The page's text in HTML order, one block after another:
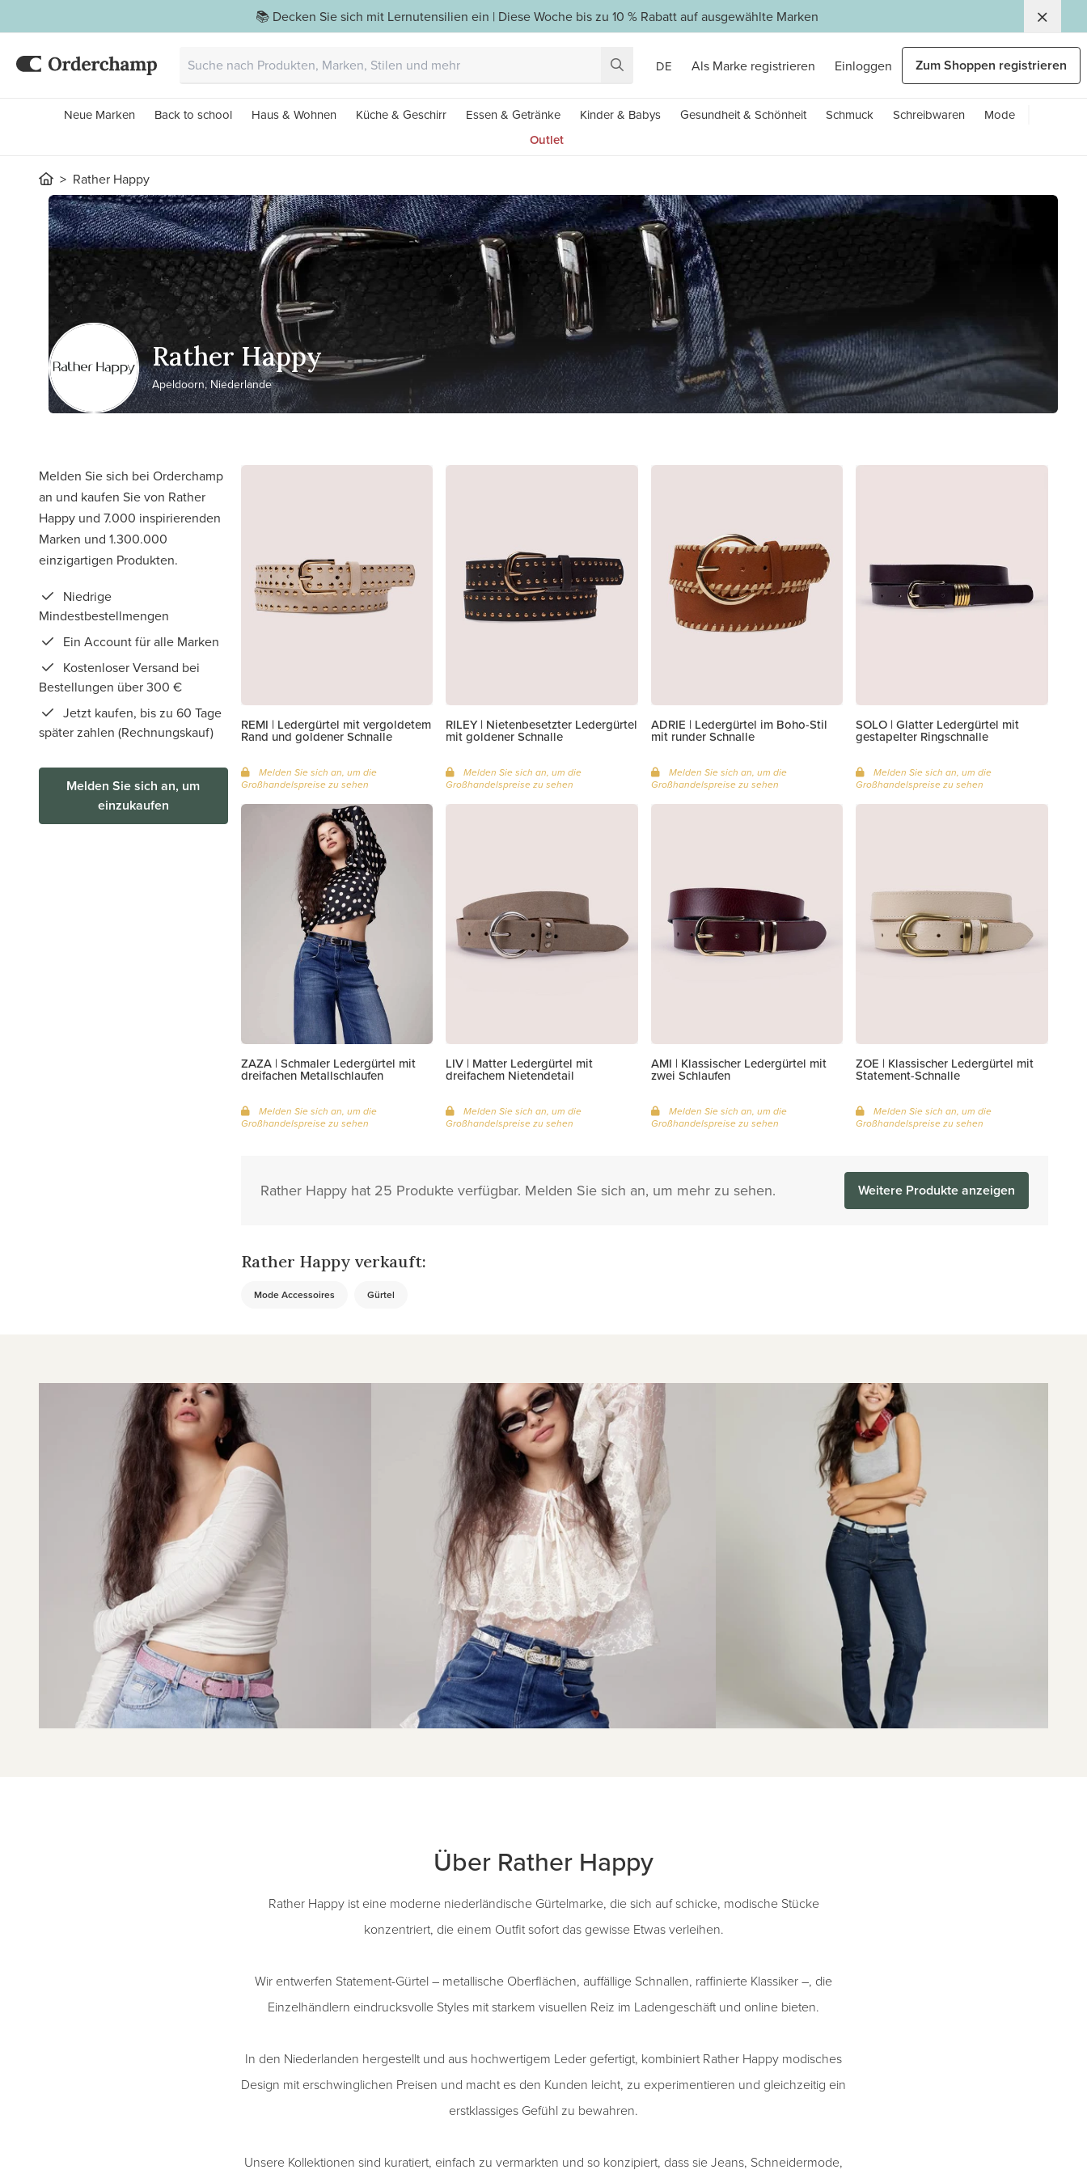
📚 Decken Sie sich mit Lernutensilien ein | Diese Woche bis zu 10 % Rabatt auf ausgewählte Marken
DE Als Marke registrieren Einloggen Zum Shoppen registrieren
Neue Marken Back to school Haus & Wohnen Küche & Geschirr Essen & Getränke Kinder & Babys Gesundheit & Schönheit Schmuck Schreibwaren
Mode
Outlet
Rather Happy
Rather Happy
Apeldoorn, Niederlande
Melden Sie sich bei Orderchamp
an und kaufen Sie von Rather
Happy und 7.000 inspirierenden
Marken und 1.300.000
einzigartigen Produkten.
Niedrige
Mindestbestellmengen
Ein Account für alle Marken
Kostenloser Versand bei
Bestellungen über 300 €
Jetzt kaufen, bis zu 60 Tage
später zahlen (Rechnungskauf)
Melden Sie sich an, um
einzukaufen
REMI | Ledergürtel mit vergoldetem
Rand und goldener Schnalle
Melden Sie sich an, um die
Großhandelspreise zu sehen
RILEY | Nietenbesetzter Ledergürtel
mit goldener Schnalle
Melden Sie sich an, um die
Großhandelspreise zu sehen
ADRIE | Ledergürtel im Boho-Stil
mit runder Schnalle
Melden Sie sich an, um die
Großhandelspreise zu sehen
SOLO | Glatter Ledergürtel mit
gestapelter Ringschnalle
Melden Sie sich an, um die
Großhandelspreise zu sehen
ZAZA | Schmaler Ledergürtel mit
dreifachen Metallschlaufen
Melden Sie sich an, um die
Großhandelspreise zu sehen
LIV | Matter Ledergürtel mit
dreifachem Nietendetail
Melden Sie sich an, um die
Großhandelspreise zu sehen
AMI | Klassischer Ledergürtel mit
zwei Schlaufen
Melden Sie sich an, um die
Großhandelspreise zu sehen
ZOE | Klassischer Ledergürtel mit
Statement-Schnalle
Melden Sie sich an, um die
Großhandelspreise zu sehen
Rather Happy hat 25 Produkte verfügbar. Melden Sie sich an, um mehr zu sehen. Weitere Produkte anzeigen
Rather Happy verkauft:
Mode Accessoires Gürtel
Über Rather Happy
Rather Happy ist eine moderne niederländische Gürtelmarke, die sich auf schicke, modische Stücke
konzentriert, die einem Outfit sofort das gewisse Etwas verleihen.
Wir entwerfen Statement-Gürtel – metallische Oberflächen, auffällige Schnallen, raffinierte Klassiker –, die
Einzelhändlern eindrucksvolle Styles mit starkem visuellen Reiz im Ladengeschäft und online bieten.
In den Niederlanden hergestellt und aus hochwertigem Leder gefertigt, kombiniert Rather Happy modisches
Design mit erschwinglichen Preisen und macht es den Kunden leicht, zu experimentieren und gleichzeitig ein
erstklassiges Gefühl zu bewahren.
Unsere Kollektionen sind kuratiert, einfach zu vermarkten und so konzipiert, dass sie Jeans, Schneidermode,